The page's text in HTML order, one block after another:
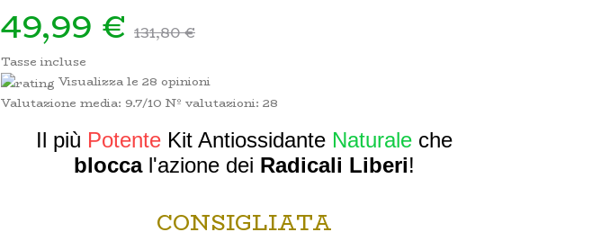
49,99 € 131,80 €
Tasse incluse
Visualizza le 28 opinioni
Valutazione media: 9.7/10 Nº valutazioni: 28
Il più PotenteKit Antiossidante Naturale che
bloccal'azione dei Radicali Liberi!
CONSIGLIATA